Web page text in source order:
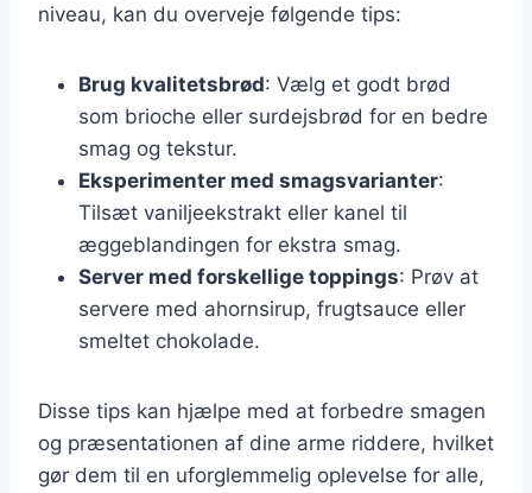
niveau, kan du overveje følgende tips:
Brug kvalitetsbrød: Vælg et godt brød
som brioche eller surdejsbrød for en bedre
smag og tekstur.
Eksperimenter med smagsvarianter:
Tilsæt vaniljeekstrakt eller kanel til
æggeblandingen for ekstra smag.
Server med forskellige toppings: Prøv at
servere med ahornsirup, frugtsauce eller
smeltet chokolade.
Disse tips kan hjælpe med at forbedre smagen
og præsentationen af dine arme riddere, hvilket
gør dem til en uforglemmelig oplevelse for alle,